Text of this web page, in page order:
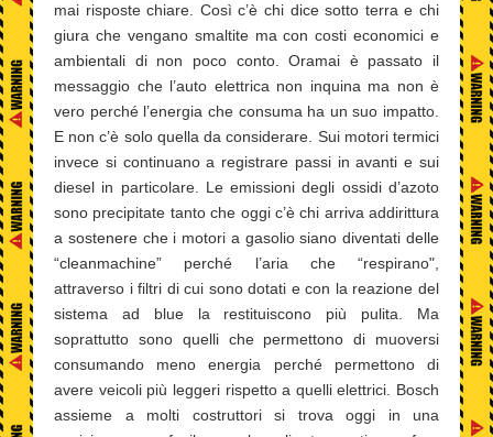
mai risposte chiare. Così c’è chi dice sotto terra e chi
giura che vengano smaltite ma con costi economici e
ambientali di non poco conto. Oramai è passato il
messaggio che l’auto elettrica non inquina ma non è
vero perché l’energia che consuma ha un suo impatto.
E non c’è solo quella da considerare. Sui motori termici
invece si continuano a registrare passi in avanti e sui
diesel in particolare. Le emissioni degli ossidi d’azoto
sono precipitate tanto che oggi c’è chi arriva addirittura
a sostenere che i motori a gasolio siano diventati delle
“cleanmachine” perché l’aria che “respirano",
attraverso i filtri di cui sono dotati e con la reazione del
sistema ad blue la restituiscono più pulita. Ma
soprattutto sono quelli che permettono di muoversi
consumando meno energia perché permettono di
avere veicoli più leggeri rispetto a quelli elettrici. Bosch
assieme a molti costruttori si trova oggi in una